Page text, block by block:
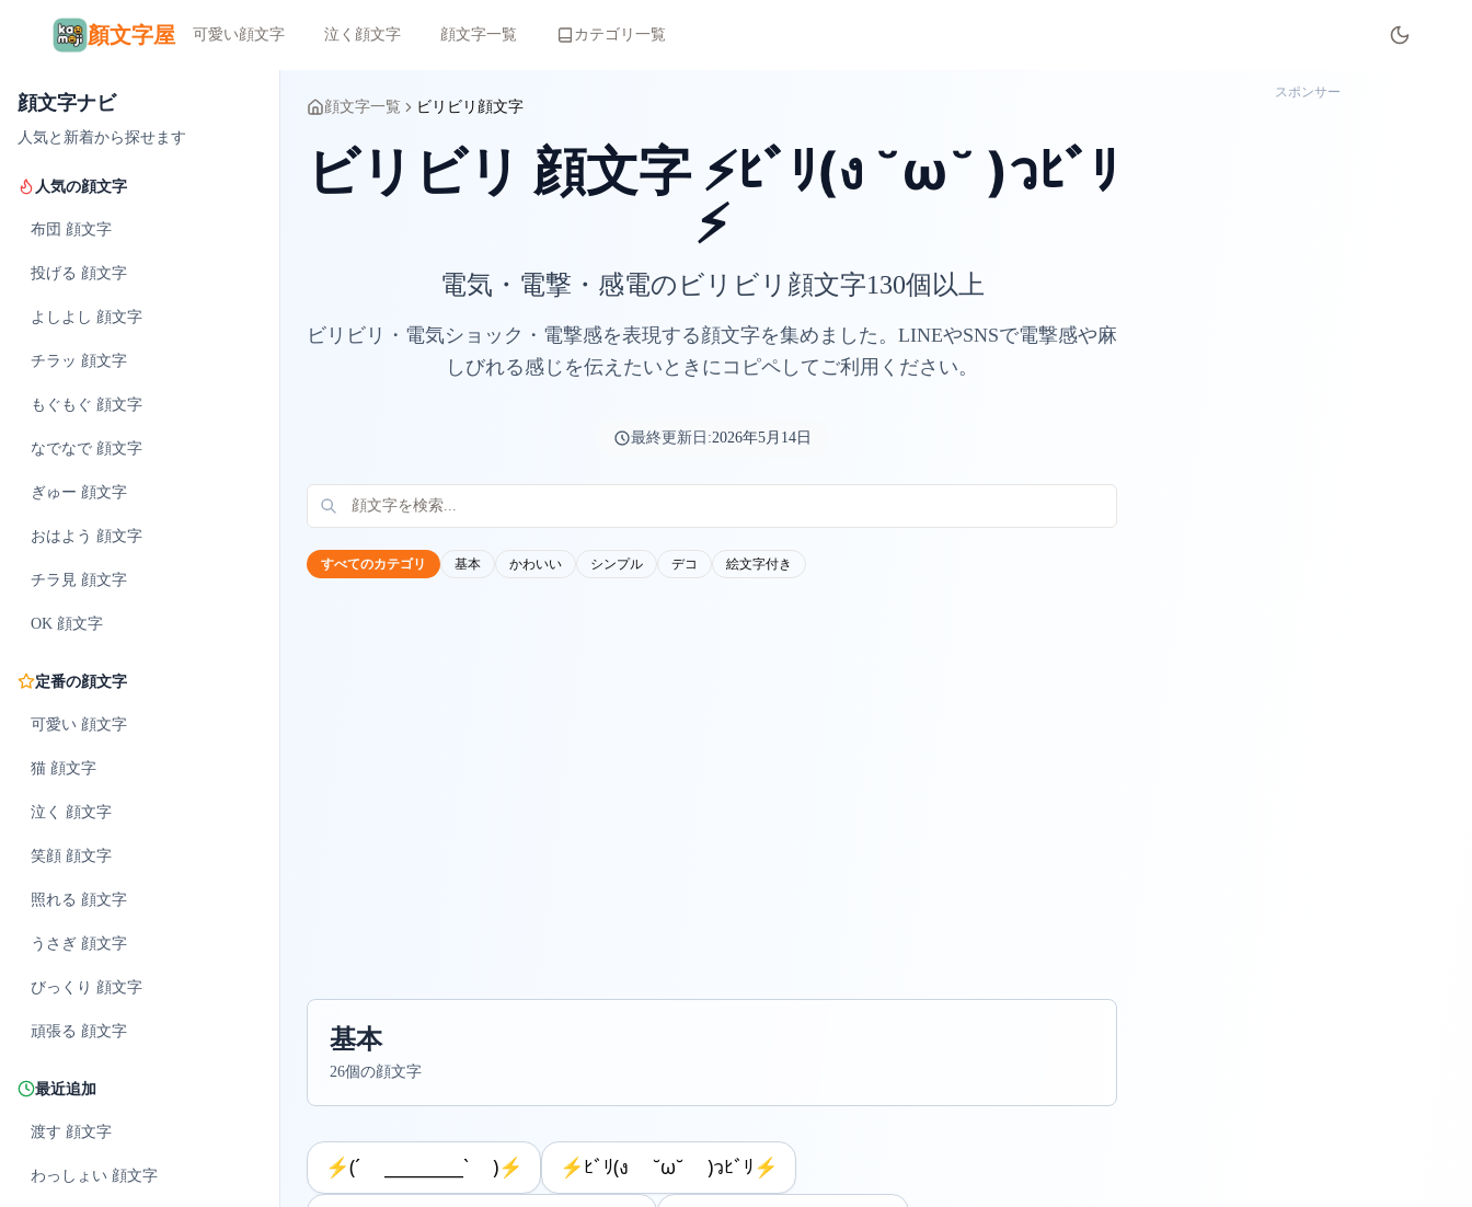
顏文字屋 可愛い顔文字 泣く顔文字 顔文字一覧 カテゴリ一覧
顔文字ナビ
人気と新着から探せます
人気の顔文字
布団 顔文字
投げる 顔文字
よしよし 顔文字
チラッ 顔文字
もぐもぐ 顔文字
なでなで 顔文字
ぎゅー 顔文字
おはよう 顔文字
チラ見 顔文字
OK 顔文字
定番の顔文字
可愛い 顔文字
猫 顔文字
泣く 顔文字
笑顔 顔文字
照れる 顔文字
うさぎ 顔文字
びっくり 顔文字
頑張る 顔文字
最近追加
渡す 顔文字
わっしょい 顔文字
顔文字一覧 ビリビリ顔文字
ビリビリ 顔文字 ⚡ﾋﾞﾘ(ง ˘ω˘ )วﾋﾞﾘ
⚡
電気・電撃・感電のビリビリ顔文字130個以上
ビリビリ・電気ショック・電撃感を表現する顔文字を集めました。LINEやSNSで電撃感や麻
しびれる感じを伝えたいときにコピペしてご利用ください。
最終更新日:2026年5月14日
すべてのカテゴリ 基本 かわいい シンプル デコ 絵文字付き
基本
26個の顔文字
⚡︎(´ _________` )⚡︎ ⚡ﾋﾞﾘ(ง ˘ω˘ )วﾋﾞﾘ⚡
スポンサー